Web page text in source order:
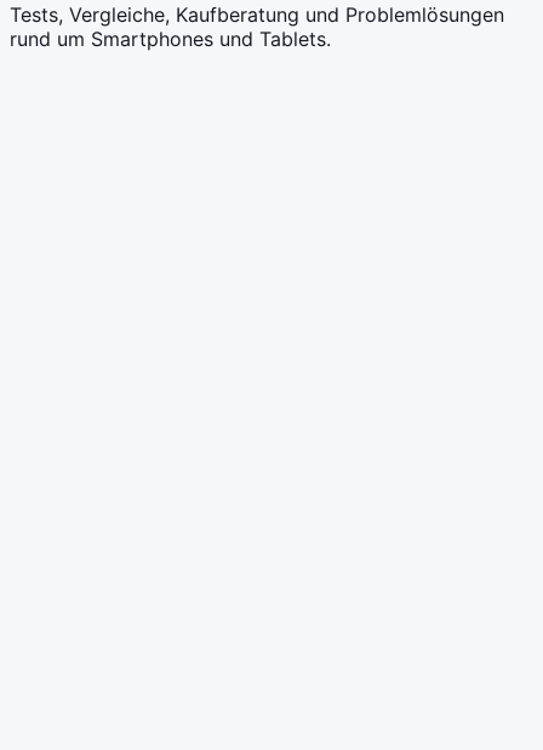
Tests, Vergleiche, Kaufberatung und Problemlösungen
rund um Smartphones und Tablets.